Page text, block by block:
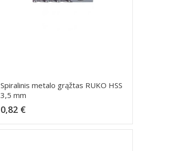
Spiralinis metalo grąžtas RUKO HSS
3,5 mm
0,82 €